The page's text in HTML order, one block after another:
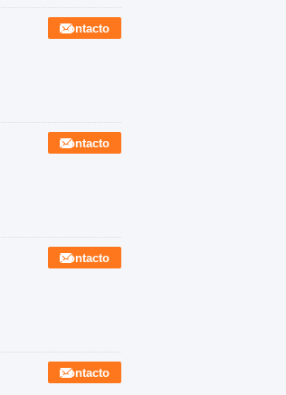
Contacto
Contacto
Contacto
Contacto